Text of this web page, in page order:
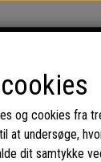
Reservedele til
og cookies fra
at undersøge,
dit samtykke